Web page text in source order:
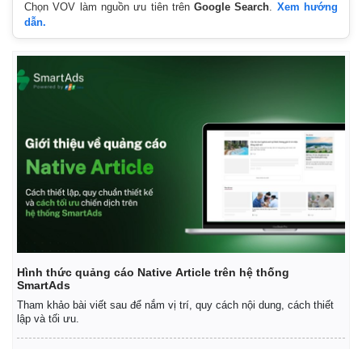
Chọn VOV làm nguồn ưu tiên trênGoogle Search. Xem hướng
dẫn.
Hình thức quảng cáo Native Article trên hệ thống
SmartAds
Tham khảo bài viết sau để nắm vị trí, quy cách nội dung, cách thiết
lập và tối ưu.